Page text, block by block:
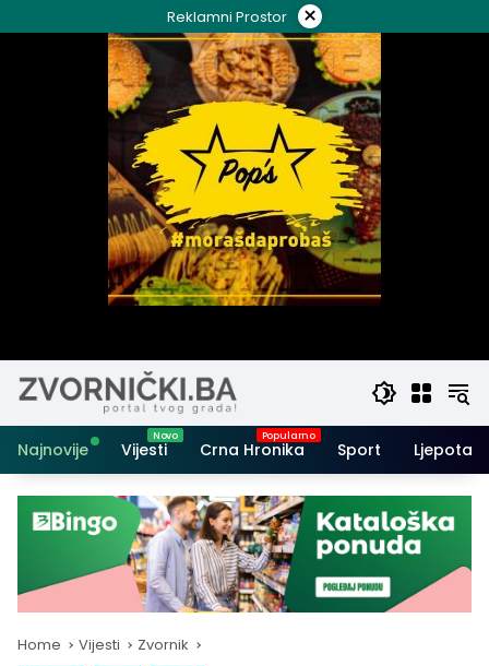
to
Reklamni Prostor ×
Najnovije Vijesti Crna Hronika Sport Ljepota i
Home Vijesti Zvornik